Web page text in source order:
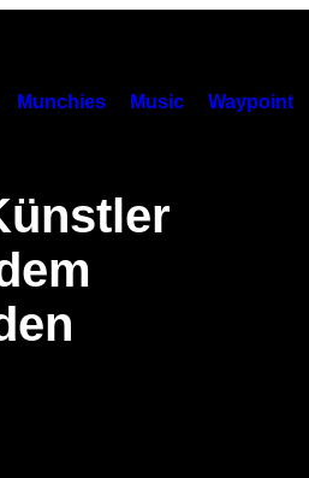
Munchies Music Waypoint